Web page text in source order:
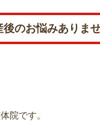
のお悩みありま
院です。